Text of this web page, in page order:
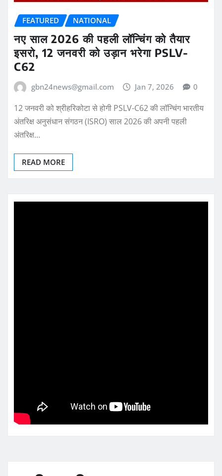
FEATURED NATIONAL
नए साल 2026 की पहली लॉन्चिंग को तैयार
इसरो, 12 जनवरी को उड़ान भरेगा PSLV-
C62
gbn24news@gmail.com Jan 7, 2026 0
12 जनवरी को श्रीहरिकोटा से होगी PSLV-C62 की लॉन्चिंग भारतीय
अंतरिक्ष अनुसंधान संगठन (ISRO) साल 2026 की अपनी पहली
अंतरिक्ष…
READ MORE